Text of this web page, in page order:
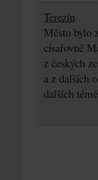
Terezín
Město bylo
císařovně
z českých
a z dalších
dalších